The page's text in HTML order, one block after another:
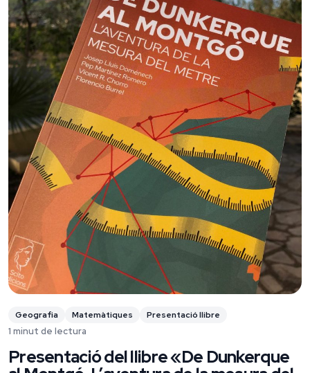
Geografia Matemàtiques Presentació llibre
1 minut de lectura
Presentació del llibre «De Dunkerque